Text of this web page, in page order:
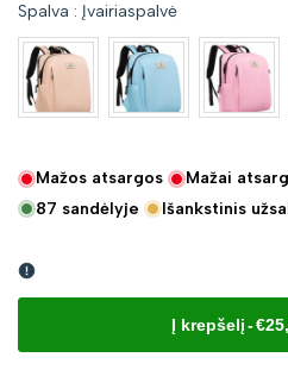
Spalva : Įvairiaspalvė
Mažos atsargos Mažai
87 sandėlyje Išankstinis
Į krepšelį-